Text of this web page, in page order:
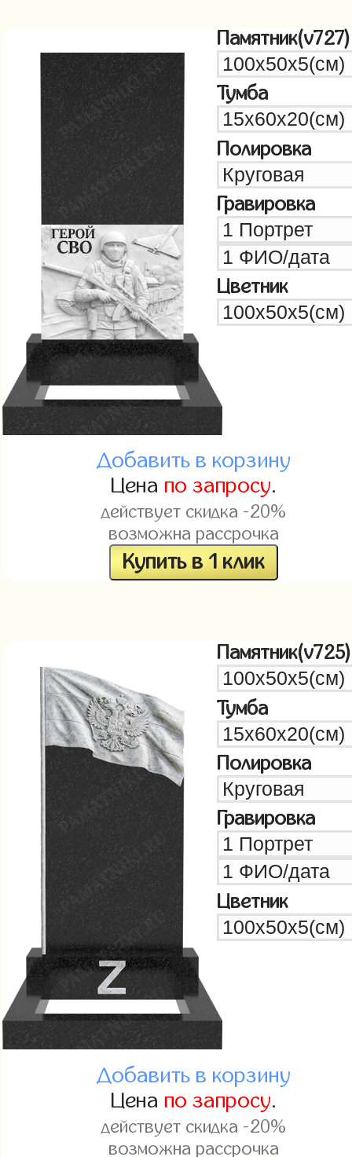
Памятник(v727)
Тумба
Полировка
Гравировка
Цветник
Добавить в корзину
Цена по запросу.
действует скидка -20%
возможна рассрочка
Купить в 1 клик
Памятник(v725)
Тумба
Полировка
Гравировка
Цветник
Добавить в корзину
Цена по запросу.
действует скидка -20%
возможна рассрочка